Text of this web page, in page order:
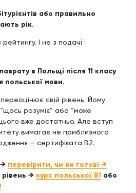
або правильно
рік.
І не з подачі
в Польщі після 11 класу
польської мови.
свій рівень. Йому
розуміє” або “може
вже достатньо. Але вступ
вимагає не приблизного
— сертифіката B2.
→ перевірити, чи ви готові →
рівень → курс польської B1 або